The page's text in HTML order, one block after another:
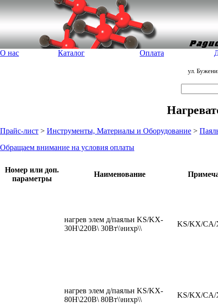
О нас Каталог Оплата
ул.
Прайс-лист > Инструменты, Материалы и Оборудование >
Обращаем внимание на условия оплаты
Номер или доп.
параметры
Наименование
нагрев элем д/паяльн KS/KX-
30H\220В\ 30Вт\\нихр\\
KS/KX/CA/
нагрев элем д/паяльн KS/KX-
80H\220В\ 80Вт\\нихр\\
KS/KX/CA/